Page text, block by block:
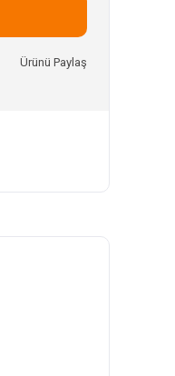
Ürünü Paylaş